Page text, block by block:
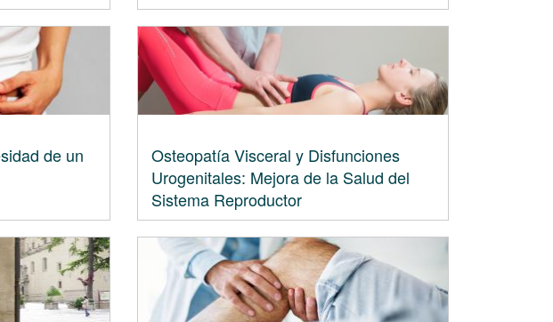
de un
Osteopatía Visceral y Disfunciones
Urogenitales: Mejora de la Salud del
Sistema Reproductor